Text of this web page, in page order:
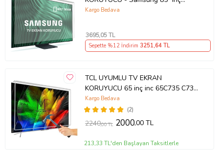
214cm 216 Ekran Tv ekran Koruyucu
Kargo Bedava
3695,05 TL
Sepette %12 İndirim 3251,64 TL
TCL UYUMLU TV EKRAN
KORUYUCU 65 inç inc 65C735 C735
TCL QLED 4K TV
(2)
Kargo Bedava
2240,00 TL 2000,00 TL
213,33 TL'den Başlayan Taksitlerle